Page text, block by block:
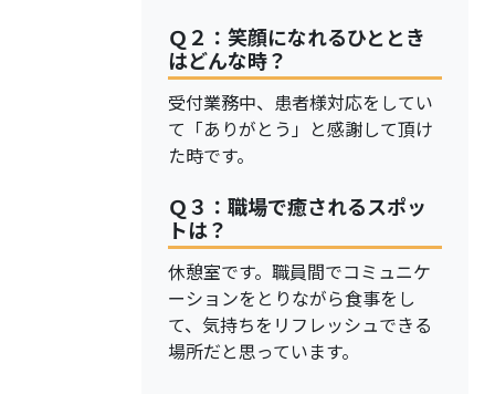
Ｑ２：笑顔になれるひととき
はどんな時？
受付業務中、患者様対応をしてい
て「ありがとう」と感謝して頂け
た時です。
Ｑ３：職場で癒されるスポッ
トは？
休憩室です。職員間でコミュニケ
ーションをとりながら食事をし
て、気持ちをリフレッシュできる
場所だと思っています。